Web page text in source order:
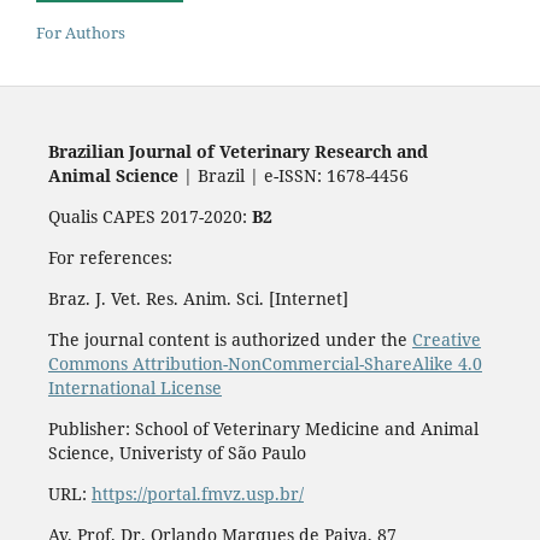
For Authors
Brazilian Journal of Veterinary Research and
Animal Science| Brazil | e-ISSN: 1678-4456
Qualis CAPES 2017-2020: B2
For references:
Braz. J. Vet. Res. Anim. Sci. [Internet]
The journal content is authorized under the Creative
Commons Attribution-NonCommercial-ShareAlike 4.0
International License
Publisher: School of Veterinary Medicine and Animal
Science, Univeristy of São Paulo
URL: https://portal.fmvz.usp.br/
Av. Prof. Dr. Orlando Marques de Paiva, 87